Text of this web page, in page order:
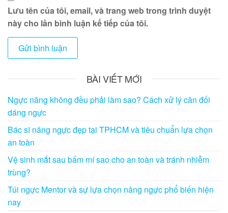
Lưu tên của tôi, email, và trang web trong trình duyệt
này cho lần bình luận kế tiếp của tôi.
BÀI VIẾT MỚI
Ngực nâng không đều phải làm sao? Cách xử lý cân đối
dáng ngực
Bác sĩ nâng ngực đẹp tại TPHCM và tiêu chuẩn lựa chọn
an toàn
Vệ sinh mắt sau bấm mí sao cho an toàn và tránh nhiễm
trùng?
Túi ngực Mentor và sự lựa chọn nâng ngực phổ biến hiện
nay